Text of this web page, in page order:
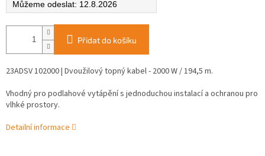
12.8.2026
Přidat do košíku
23ADSV 102000 | Dvoužilový topný kabel - 2000 W / 194,5 m.
Vhodný pro podlahové vytápění s jednoduchou instalací a ochranou pro
vlhké prostory.
Detailní informace